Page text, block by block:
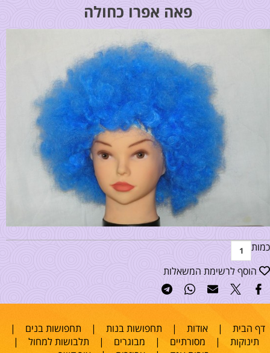
פאה אפרו כחולה
כמות
הוסף לרשימת המשאלות
דף הבית |אודות | תחפושות בנות | תחפושות בנים |
תינוקות | מסורתיים | מבוגרים | תלבושות למחול |